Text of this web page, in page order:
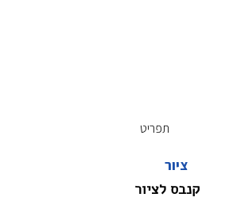
תפריט
ציור
קנבס לציור